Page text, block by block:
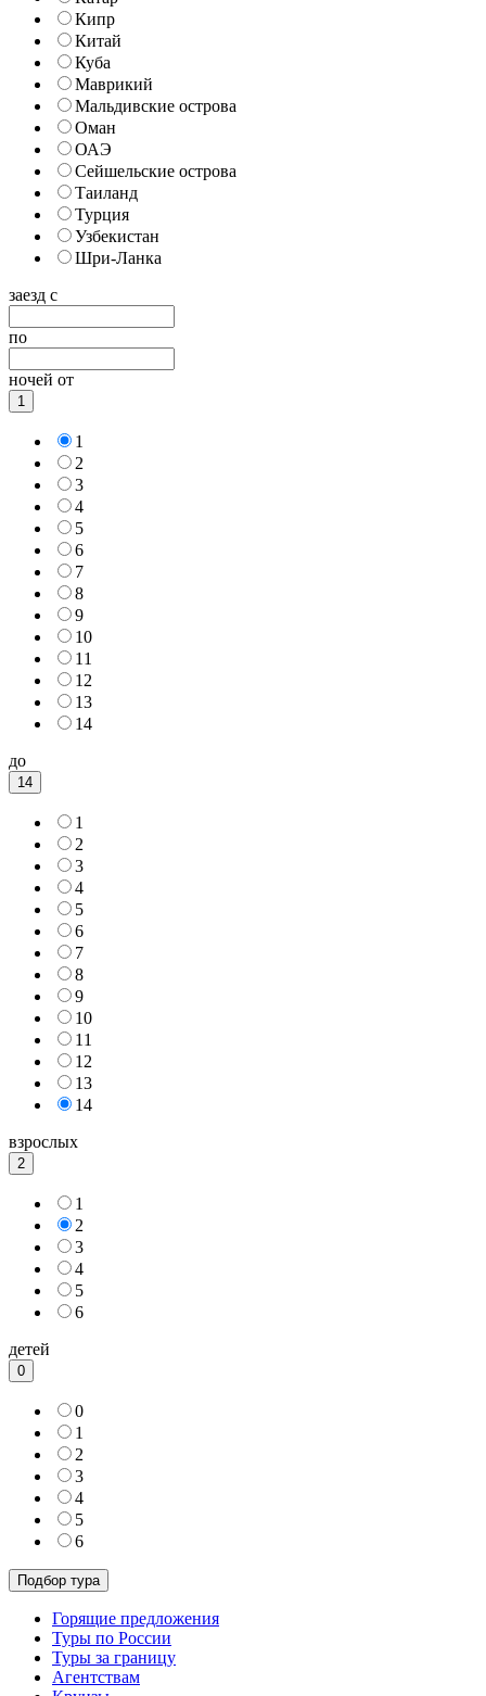
Кипр
Китай
Куба
Маврикий
Мальдивские острова
Оман
ОАЭ
Сейшельские острова
Таиланд
Турция
Узбекистан
Шри-Ланка
заезд с
по
ночей от
1
1
2
3
4
5
6
7
8
9
10
11
12
13
14
до
14
1
2
3
4
5
6
7
8
9
10
11
12
13
14
взрослых
2
1
2
3
4
5
6
детей
0
0
1
2
3
4
5
6
Горящие предложения
Туры по России
Туры за границу
Агентствам